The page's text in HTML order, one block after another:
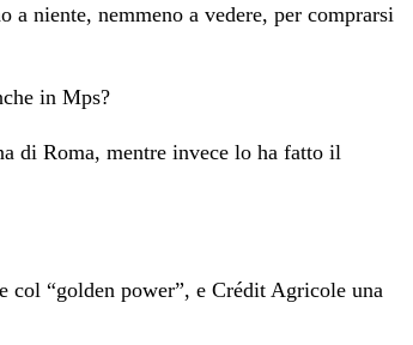
niente, nemmeno a vedere, per comprarsi
in Mps?
di Roma, mentre invece lo ha fatto il
col “golden power”, e Crédit Agricole una